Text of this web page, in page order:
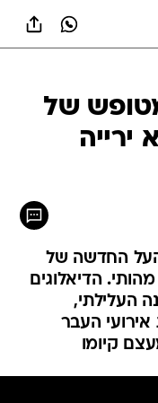
של
ירייה
העל החדשה של
הדיאלוגים
העלילתי,
העבר
קיומו